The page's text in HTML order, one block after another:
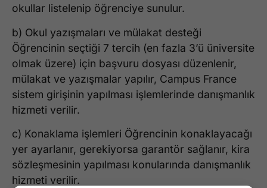
okullar listelenip öğrenciye sunulur.
b) Okul yazışmaları ve mülakat desteği
Öğrencinin seçtiği 7 tercih (en fazla 3’ü üniversite
olmak üzere) için başvuru dosyası düzenlenir,
mülakat ve yazışmalar yapılır, Campus France
sistem girişinin yapılması işlemlerinde danışmanlık
hizmeti verilir.
c) Konaklama işlemleri Öğrencinin konaklayacağı
yer ayarlanır, gerekiyorsa garantör sağlanır, kira
sözleşmesinin yapılması konularında danışmanlık
hizmeti verilir.